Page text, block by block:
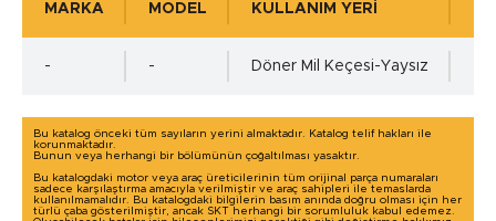
Çalışma Basıncı
Mil Toleransı - ISO h11 min.
MARKA MODEL KULLANIM YERİ
- - Döner Mil Keçesi-Yaysız
Bu katalog önceki tüm sayıların yerini almaktadır. Katalog telif hakları ile
korunmaktadır.
Bunun veya herhangi bir bölümünün çoğaltılması yasaktır.
Bu katalogdaki motor veya araç üreticilerinin tüm orijinal parça numaraları
sadece karşılaştırma amacıyla verilmiştir ve araç sahipleri ile temaslarda
kullanılmamalıdır. Bu katalogdaki bilgilerin basım anında doğru olması için her
türlü çaba gösterilmiştir, ancak SKT herhangi bir sorumluluk kabul edemez.